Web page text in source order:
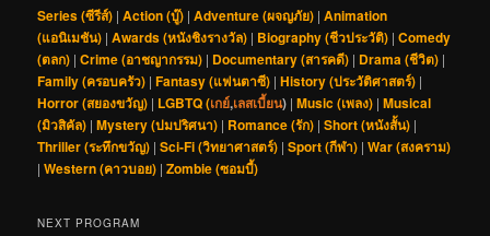
Series (ซีรีส์) |Action (บู๊) |Adventure (ผจญภัย) |Animation
(แอนิเมชัน) |Awards (หนังชิงรางวัล) | Biography (ชีวประวัติ) |Comedy
(ตลก) |Crime (อาชญากรรม) | Documentary (สารคดี) | Drama (ชีวิต) |
Family (ครอบครัว) |Fantasy (แฟนตาซี) |History (ประวัติศาสตร์) |
Horror (สยองขวัญ) | LGBTQ (เกย์,เลสเบี้ยน) |Music (เพลง) |Musical
(มิวสิคัล) |Mystery (ปมปริศนา) | Romance (รัก) |Short (หนังสั้น) |
Thriller (ระทึกขวัญ) |Sci-Fi (วิทยาศาสตร์) |Sport (กีฬา) |War (สงคราม)
|Western (คาวบอย) |Zombie (ซอมบี้)
NEXT PROGRAM